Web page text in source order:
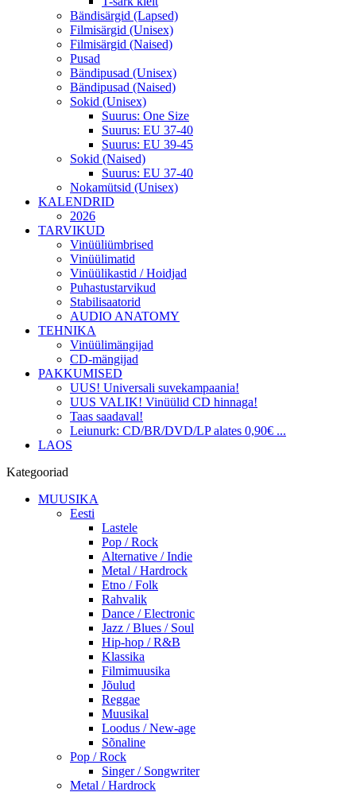
Bändisärgid (Lapsed)
Filmisärgid (Unisex)
Filmisärgid (Naised)
Pusad
Bändipusad (Unisex)
Bändipusad (Naised)
Sokid (Unisex)
Suurus: One Size
Suurus: EU 37-40
Suurus: EU 39-45
Sokid (Naised)
Suurus: EU 37-40
Nokamütsid (Unisex)
KALENDRID
2026
TARVIKUD
Vinüüliümbrised
Vinüülimatid
Vinüülikastid / Hoidjad
Puhastustarvikud
Stabilisaatorid
AUDIO ANATOMY
TEHNIKA
Vinüülimängijad
CD-mängijad
PAKKUMISED
UUS! Universali suvekampaania!
UUS VALIK! Vinüülid CD hinnaga!
Taas saadaval!
Leiunurk: CD/BR/DVD/LP alates 0,90€ ...
LAOS
Kategooriad
MUUSIKA
Eesti
Lastele
Pop / Rock
Alternative / Indie
Metal / Hardrock
Etno / Folk
Rahvalik
Dance / Electronic
Jazz / Blues / Soul
Hip-hop / R&B
Klassika
Filmimuusika
Jõulud
Reggae
Muusikal
Loodus / New-age
Sõnaline
Pop / Rock
Singer / Songwriter
Metal / Hardrock